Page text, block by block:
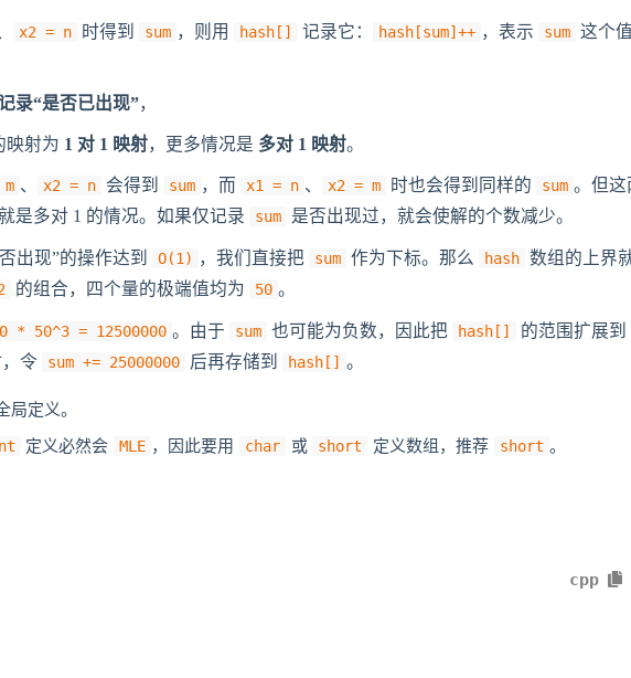
x2 = n 时得到 sum ，则用 hash[] 记录它： hash[sum]++ ，表示 sum 这个
录“是否已出现”，
映射为 1 对 1 映射，更多情况是 多对 1 映射。
、 x2 = n 会得到 sum ，而 x1 = n 、 x2 = m 时也会得到同样的 sum 。但这
是多对 1 的情况。如果仅记录
sum 是否出现过，就会使解的个数减少。
出现”的操作达到 O(1) ，我们直接把 sum 作为下标。那么 hash 数组的上界
的组合，四个量的极端值均为 50 。
* 50^3 = 12500000 。由于 sum 也可能为负数，因此把 hash[] 的范围扩展到
，令 sum += 25000000 后再存储到 hash[] 。
局定义。
定义必然会 MLE ，因此要用 char 或 short 定义数组，推荐 short 。
cpp